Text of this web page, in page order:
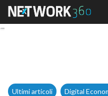
Ultimi articoli Digital